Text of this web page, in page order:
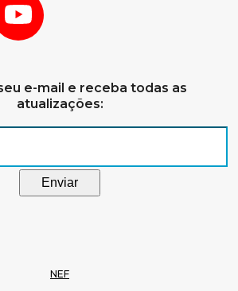
YouTube
e-mail e receba todas as
atualizações:
NEF